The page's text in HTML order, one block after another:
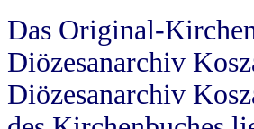
Das Original-
Diözesanarchiv
Diözesanarchiv